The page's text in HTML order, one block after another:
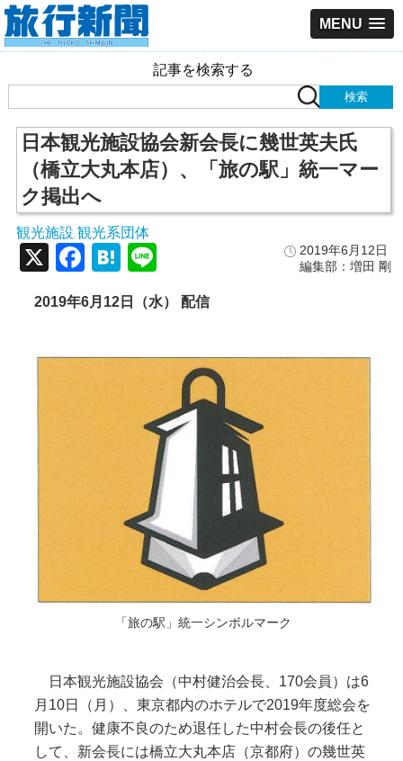
MENU
記事を検索する
日本観光施設協会新会長に幾世英夫氏
（橋立大丸本店）、「旅の駅」統一マー
ク掲出へ
観光施設 観光系団体
2019年6月12日
編集部：増田 剛
X Facebook
Hatena
2019年6月12日（水） 配信
「旅の駅」統一シンボルマーク
日本観光施設協会（中村健治会長、170会員）は6
月10日（月）、東京都内のホテルで2019年度総会を
開いた。健康不良のため退任した中村会長の後任と
して、新会長には橋立大丸本店（京都府）の幾世英